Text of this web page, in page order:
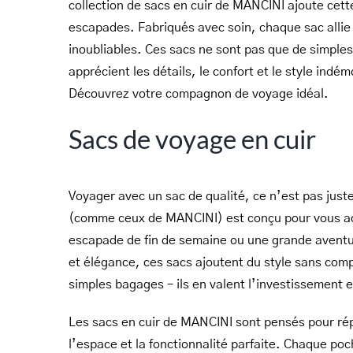
collection de sacs en cuir de MANCINI ajoute
escapades. Fabriqués avec soin, chaque sac
inoubliables. Ces sacs ne sont pas que de
apprécient les détails, le confort et le style
Découvrez votre compagnon de voyage idéal.
Sacs de voyage en cuir
Voyager avec un sac de qualité, ce n’est pas
(comme ceux de MANCINI) est conçu pour vous
escapade de fin de semaine ou une grande
et élégance, ces sacs ajoutent du style sans
simples bagages – ils en valent l’investissement
Les sacs en cuir de MANCINI sont pensés pour
l’espace et la fonctionnalité parfaite. Chaque